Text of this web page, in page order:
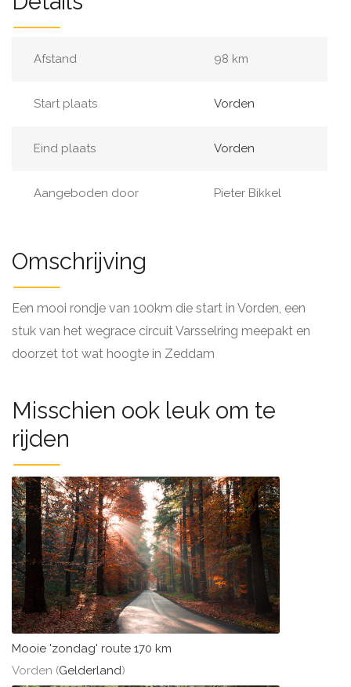
Afstand 98 km
Start plaats Vorden
Eind plaats Vorden
Aangeboden door Pieter Bikkel
Omschrijving
Een mooi rondje van 100km die start in Vorden, een
stuk van het wegrace circuit Varsselring meepakt en
doorzet tot wat hoogte in Zeddam
Misschien ook leuk om te
rijden
Mooie 'zondag' route 170 km
Vorden (Gelderland)